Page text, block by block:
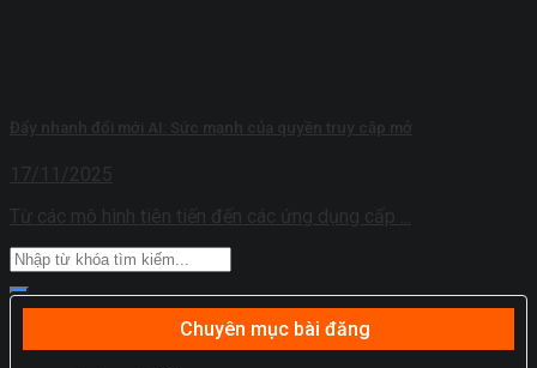
Đẩy nhanh đổi mới AI: Sức mạnh của quyền truy cập mở
17/11/2025
Từ các mô hình tiên tiến đến các ứng dụng cấp ...
Chuyên mục bài đăng